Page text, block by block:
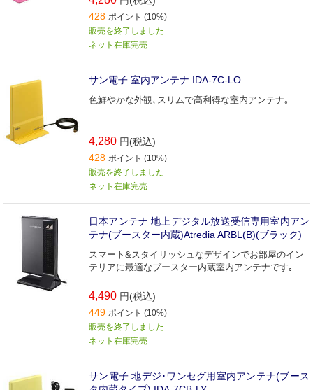
428 ポイント (10%)
販売を終了しました
ネット在庫完売
サン電子 室内アンテナ IDA-7C-LO
色鮮やかな外観､スリムで高利得な室内アンテナ｡
4,280 円(税込)
428 ポイント (10%)
販売を終了しました
ネット在庫完売
日本アンテナ 地上デジタル放送受信専用室内アン
テナ(ブースター内蔵)Atredia ARBL(B)(ブラック)
スマート&スタイリッシュなデザインでお部屋のイン
テリアに最適なブースター内蔵室内アンテナです｡
4,490 円(税込)
449 ポイント (10%)
販売を終了しました
ネット在庫完売
サン電子 地デジ･ワンセグ用室内アンテナ(ブース